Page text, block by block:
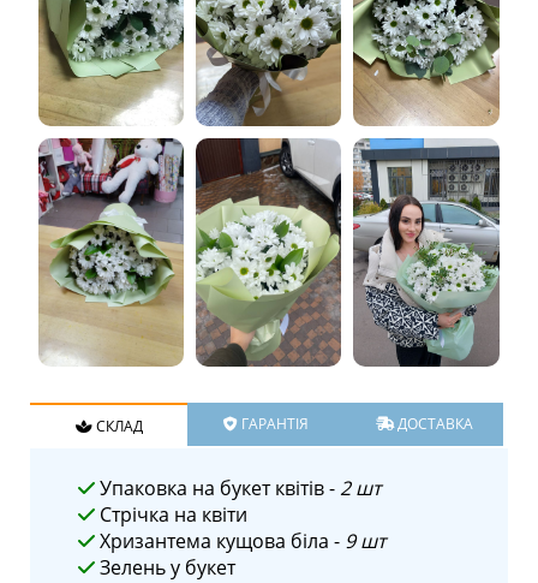
СКЛАД ГАРАНТІЯ ДОСТАВКА
Упаковка на букет квітів -2 шт
Стрічка на квіти
Хризантема кущова біла - 9 шт
Зелень у букет